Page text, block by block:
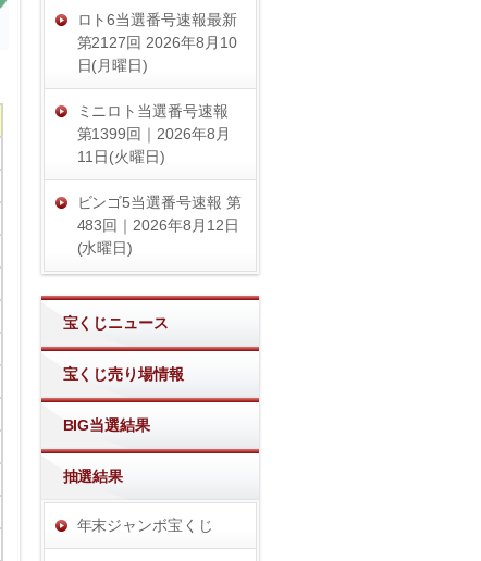
ロト6当選番号速報最新
第2127回 2026年8月10
日(月曜日)
ミニロト当選番号速報
第1399回｜2026年8月
11日(火曜日)
ビンゴ5当選番号速報 第
483回｜2026年8月12日
(水曜日)
宝くじニュース
宝くじ売り場情報
BIG当選結果
抽選結果
年末ジャンボ宝くじ